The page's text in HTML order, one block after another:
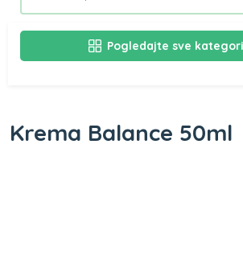
Pogledajte sve
Krema Balance 50ml